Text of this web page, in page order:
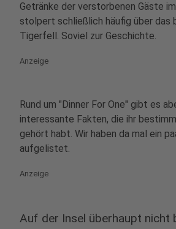
Getränke der verstorbenen Gäste
stolpert schließlich häufig über das
Tigerfell. Soviel zur Geschichte.
Anzeige
Rund um "Dinner For One" gibt es
interessante Fakten, die ihr
gehört habt. Wir haben da mal ein
aufgelistet.
Anzeige
Auf der Insel überhaupt nicht